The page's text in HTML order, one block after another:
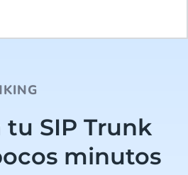
SIP Trunk
minutos